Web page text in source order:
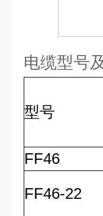
电缆型号
型号
FF46
FF46-22